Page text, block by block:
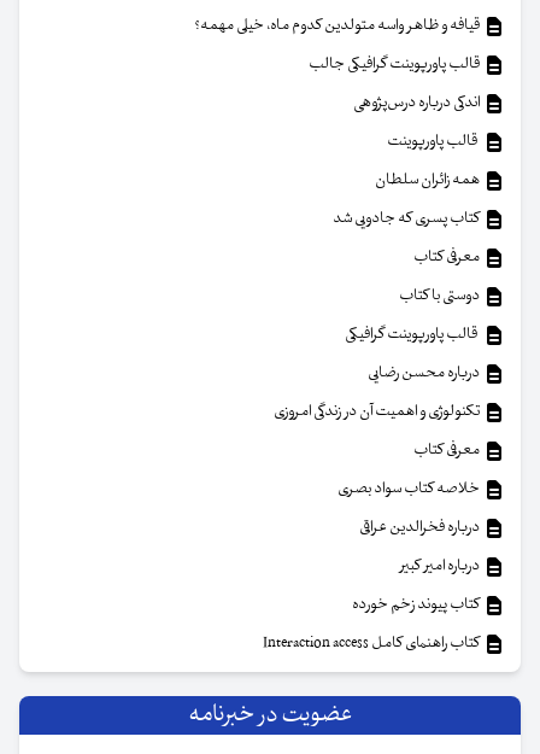
قیافه و ظاهر واسه متولدین کدوم ماه، خیلی مهمه؟
قالب پاورپوینت گرافیکی جالب
اندکی درباره درس‌پژوهی
قالب پاورپوینت
همه زائران سلطان
کتاب پسری که جادویی شد
معرفی کتاب
دوستی با کتاب
قالب پاورپوینت گرافیکی
درباره محسن رضایی
تکنولوژی و اهمیت آن در زندگی امروزی
معرفی کتاب
خلاصه کتاب سواد بصری
درباره فخرالدین عراقی
درباره امیر کبیر
کتاب پیوند زخم خورده
کتاب راهنمای کامل Interaction access
عضویت در خبرنامه